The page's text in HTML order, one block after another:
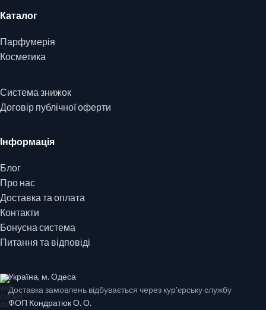
Каталог
Парфумерія
Косметика
Система знижок
Договір публічної оферти
Інформація
Блог
Про нас
Доставка та оплата
Контакти
Бонусна система
Питання та відповіді
Україна, м. Одеса
Доставка замовлень відбувається через кур'єрську службу
ФОП Кондратюк О. О.